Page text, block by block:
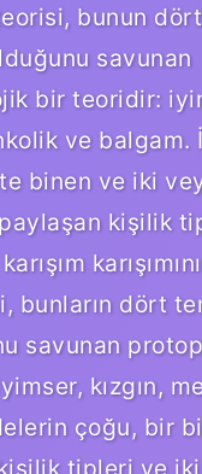
bunun
savunan
bir teoridir:
ve balgam.
binen ve iki
kişilik
bunların dört
savunan
kızgın,
çoğu, bir
tipleri ve